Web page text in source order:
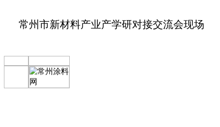
常州市新材料产业产学研对接交流会现场